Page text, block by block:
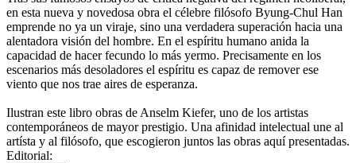
en esta nueva y novedosa obra el célebre filósofo Byung-Chul Han
emprende no ya un viraje, sino una verdadera superación hacia una
alentadora visión del hombre. En el espíritu humano anida la
capacidad de hacer fecundo lo más yermo. Precisamente en los
escenarios más desoladores el espíritu es capaz de remover ese
viento que nos trae aires de esperanza.
Ilustran este libro obras de Anselm Kiefer, uno de los artistas
contemporáneos de mayor prestigio. Una afinidad intelectual une al
artísta y al filósofo, que escogieron juntos las obras aquí presentadas.
Editorial: